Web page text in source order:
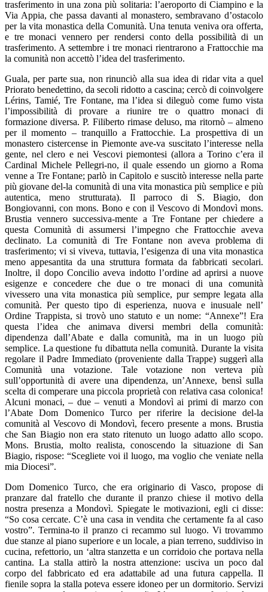
trasferimento in una zona più solitaria: l’aeroporto di Ciampino e la
Via Appia, che passa davanti al monastero, sembravano d’ostacolo
per la vita monastica della Comunità. Una tenuta veniva ora offerta,
e tre monaci vennero per rendersi conto della possibilità di un
trasferimento. A settembre i tre monaci rientrarono a Frattocchie ma
la comunità non accettò l’idea del trasferimento.
Guala, per parte sua, non rinunciò alla sua idea di ridar vita a quel
Priorato benedettino, da secoli ridotto a cascina; cercò di coinvolgere
Lérins, Tamié, Tre Fontane, ma l’idea si dileguò come fumo vista
l’impossibilità di provare a riunire tre o quattro monaci di
formazione diversa. P. Filiberto rimase deluso, ma ritornò – almeno
per il momento – tranquillo a Frattocchie. La prospettiva di un
monastero cistercense in Piemonte ave-va suscitato l’interesse nella
gente, nel clero e nei Vescovi piemontesi (allora a Torino c’era il
Cardinal Michele Pellegri-no, il quale essendo un giorno a Roma
venne a Tre Fontane; parlò in Capitolo e suscitò interesse nella parte
più giovane del-la comunità di una vita monastica più semplice e più
autentica, meno strutturata). Il parroco di S. Biagio, don
Bongiovanni, con mons. Bono e con il Vescovo di Mondovì mons.
Brustia vennero successiva-mente a Tre Fontane per chiedere a
questa Comunità di assumersi l’impegno che Frattocchie aveva
declinato. La comunità di Tre Fontane non aveva problema di
trasferimento; vi si viveva, tuttavia, l’esigenza di una vita monastica
meno appesantita da una struttura formata da fabbricati secolari.
Inoltre, il dopo Concilio aveva indotto l’ordine ad aprirsi a nuove
esigenze e concedere che due o tre monaci di una comunità
vivessero una vita monastica più semplice, pur sempre legata alla
comunità. Per questo tipo di esperienza, nuova e inusuale nell’
Ordine Trappista, si trovò uno statuto e un nome: “Annexe”! Era
questa l’idea che animava diversi membri della comunità:
dipendenza dall’Abate e dalla comunità, ma in un luogo più
semplice. La questione fu dibattuta nella comunità. Durante la visita
regolare il Padre Immediato (proveniente dalla Trappe) suggerì alla
Comunità una votazione. Tale votazione non verteva più
sull’opportunità di avere una dipendenza, un’Annexe, bensì sulla
scelta di comperare una piccola proprietà con relativa casa colonica!
Alcuni monaci, – due – venuti a Mondovì ai primi di marzo con
l’Abate Dom Domenico Turco per riferire la decisione del-la
comunità al Vescovo di Mondovì, fecero presente a mons. Brustia
che San Biagio non era stato ritenuto un luogo adatto allo scopo.
Mons. Brustia, molto realista, conoscendo la situazione di San
Biagio, rispose: “Scegliete voi il luogo, ma voglio che veniate nella
mia Diocesi”.
Dom Domenico Turco, che era originario di Vasco, propose di
pranzare dal fratello che durante il pranzo chiese il motivo della
nostra presenza a Mondovì. Spiegate le motivazioni, egli ci disse:
“So cosa cercate. C’è una casa in vendita che certamente fa al caso
vostro”. Termina-to il pranzo ci recammo sul luogo. Vi trovammo
due stanze al piano superiore e un locale, a pian terreno, suddiviso in
cucina, refettorio, un ‘altra stanzetta e un corridoio che portava nella
cantina. La stalla attirò la nostra attenzione: usciva un poco dal
corpo del fabbricato ed era adattabile ad una futura cappella. Il
fienile sopra la stalla poteva essere idoneo per un dormitorio. Servizi